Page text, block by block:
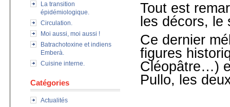
La transition
épidémiologique.
Circulation.
Moi aussi, moi aussi !
Batrachotoxine et indiens
Emberà.
Cuisine interne.
Catégories
Actualités
Tout est
les décors, le
Ce dernier
figures
Cléopâtre…)
Pullo, les